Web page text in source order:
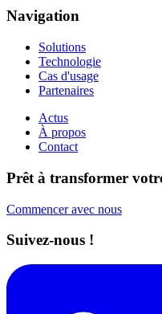
Navigation
Solutions
Technologie
Cas d'usage
Partenaires
Actus
À propos
Contact
Prêt à transformer
Commencer avec nous
Suivez-nous !